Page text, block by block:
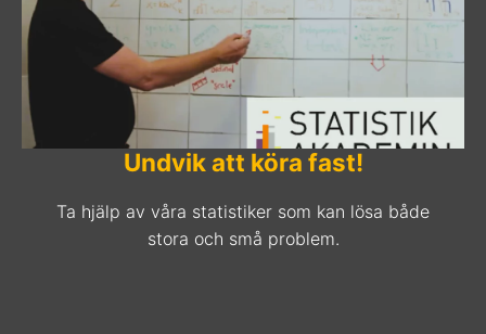
Undvik att köra fast!
Ta hjälp av våra statistiker som kan lösa både
stora och små problem.